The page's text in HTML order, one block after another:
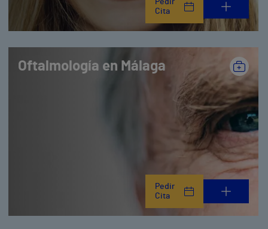
Pedir
Cita
Oftalmología en Málaga
Pedir
Cita